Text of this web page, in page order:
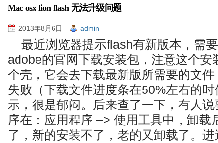
Mac osx lion flash 无法升级问题
2013年8月6日 admin
最近浏览器提示flash有新版本，需
adobe的官网下载安装包，注意这个
个壳，它会去下载最新版所需要的文
失败（下载文件进度条在50%左右的
示，很是郁闷。后来查了一下，有人
序在：应用程序 –> 使用工具中，卸载
了，新的安装不了，老的又卸载了。